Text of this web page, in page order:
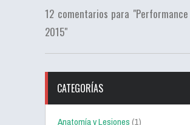
12 comentarios para
2015"
CATEGORÍAS
Anatomía y Lesiones(1)